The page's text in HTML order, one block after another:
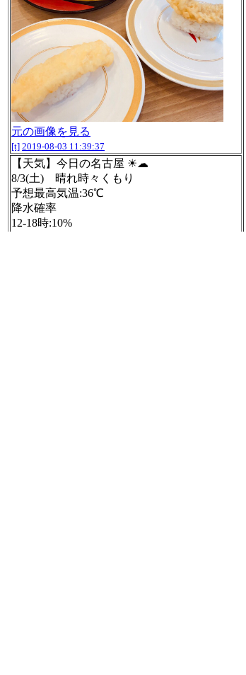
元の画像を見る
[t] 2019-08-03 11:39:37
【天気】今日の名古屋 ☀☁
8/3(土) 晴れ時々くもり
予想最高気温:36℃
降水確率
12-18時:10%